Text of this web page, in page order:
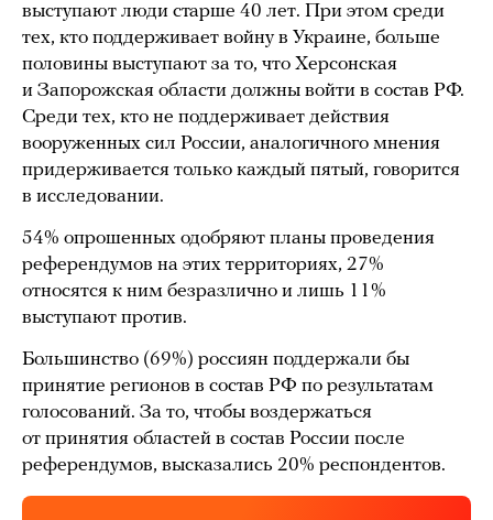
выступают люди старше 40 лет. При этом среди
тех, кто поддерживает войну в Украине, больше
половины выступают за то, что Херсонская
и Запорожская области должны войти в состав РФ.
Среди тех, кто не поддерживает действия
вооруженных сил России, аналогичного мнения
придерживается только каждый пятый, говорится
в исследовании.
54% опрошенных одобряют планы проведения
референдумов на этих территориях, 27%
относятся к ним безразлично и лишь 11%
выступают против.
Большинство (69%) россиян поддержали бы
принятие регионов в состав РФ по результатам
голосований. За то, чтобы воздержаться
от принятия областей в состав России после
референдумов, высказались 20% респондентов.